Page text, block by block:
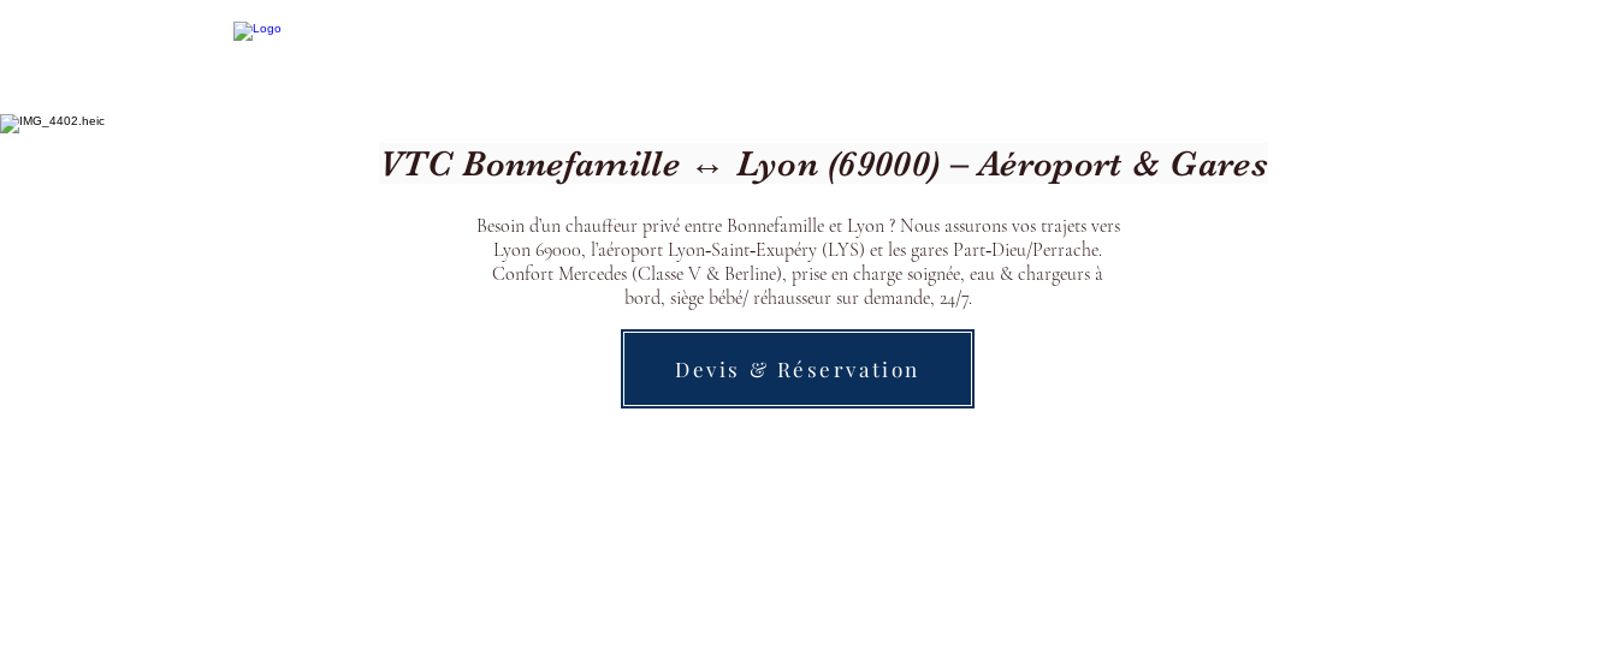
VTC Bonnefamille ↔ Lyon (69000) – Aéroport & Gares
Besoin d’un chauffeur privé entre Bonnefamille et Lyon ? Nous assurons vos trajets vers
Lyon 69000, l’aéroport Lyon‑Saint‑Exupéry (LYS) et les gares Part‑Dieu/Perrache.
Confort Mercedes (Classe V & Berline), prise en charge soignée, eau & chargeurs à
bord, siège bébé/ réhausseur sur demande, 24/7.
Devis & Réservation